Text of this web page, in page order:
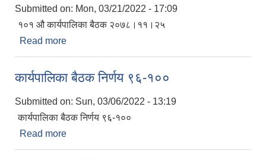
Submitted on: Mon, 03/21/2022 - 17:09
१०१ ‌औ कार्यपालिका बैठक २०७८।११।२५
Read more
कार्यपालिका बैठक निर्णय ९६-१००
Submitted on: Sun, 03/06/2022 - 13:19
कार्यपालिका बैठक निर्णय ९६-१००
Read more